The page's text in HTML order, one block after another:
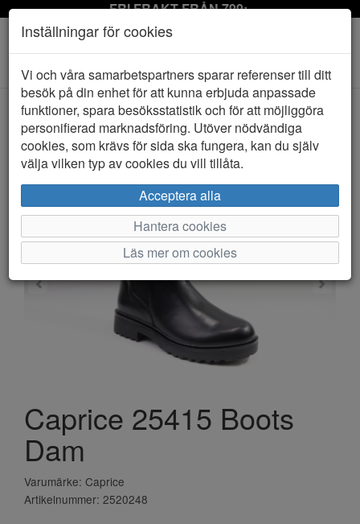
FRI FRAKT FRÅN 799:-
Toggle
navigation
HEM CAPRICE
Caprice 25415 Boots
Dam
Varumärke: Caprice
Artikelnummer: 2520248
Inställningar för cookies
Vi och våra samarbetspartners sparar referenser till ditt
besök på din enhet för att kunna erbjuda anpassade
funktioner, spara besöksstatistik och för att möjliggöra
personifierad marknadsföring. Utöver nödvändiga
cookies, som krävs för sida ska fungera, kan du själv
välja vilken typ av cookies du vill tillåta.
Acceptera alla
Hantera cookies
Läs mer om cookies